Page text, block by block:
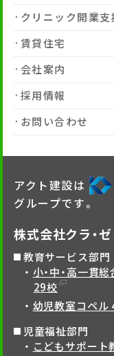
クリニック開業支
賃貸住宅
会社案内
採用情報
お問い合わせ
アクト建設は
グループです。
株式会社クラ・ゼ
教育サービス部門
小・中・高一貫
29校
幼児教室コペル
児童福祉部門
こどもサポート